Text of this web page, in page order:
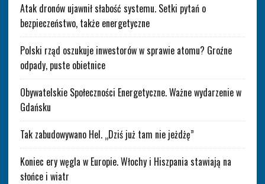
Atak dronów ujawnił słabość systemu. Setki pytań o
bezpieczeństwo, także energetyczne
Polski rząd oszukuje inwestorów w sprawie atomu? Groźne
odpady, puste obietnice
Obywatelskie Społeczności Energetyczne. Ważne wydarzenie w
Gdańsku
Tak zabudowywano Hel. „Dziś już tam nie jeżdżę”
Koniec ery węgla w Europie. Włochy i Hiszpania stawiają na
słońce i wiatr